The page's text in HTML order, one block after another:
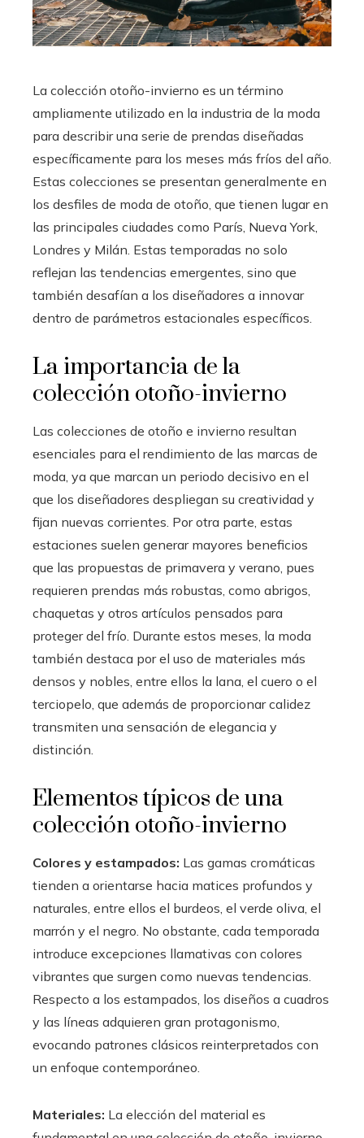
La colección otoño-invierno es un término
ampliamente utilizado en la industria de la moda
para describir una serie de prendas diseñadas
específicamente para los meses más fríos del año.
Estas colecciones se presentan generalmente en
los desfiles de moda de otoño, que tienen lugar en
las principales ciudades como París, Nueva York,
Londres y Milán. Estas temporadas no solo
reflejan las tendencias emergentes, sino que
también desafían a los diseñadores a innovar
dentro de parámetros estacionales específicos.
La importancia de la
colección otoño-invierno
Las colecciones de otoño e invierno resultan
esenciales para el rendimiento de las marcas de
moda, ya que marcan un periodo decisivo en el
que los diseñadores despliegan su creatividad y
fijan nuevas corrientes. Por otra parte, estas
estaciones suelen generar mayores beneficios
que las propuestas de primavera y verano, pues
requieren prendas más robustas, como abrigos,
chaquetas y otros artículos pensados para
proteger del frío. Durante estos meses, la moda
también destaca por el uso de materiales más
densos y nobles, entre ellos la lana, el cuero o el
terciopelo, que además de proporcionar calidez
transmiten una sensación de elegancia y
distinción.
Elementos típicos de una
colección otoño-invierno
Colores y estampados: Las gamas cromáticas
tienden a orientarse hacia matices profundos y
naturales, entre ellos el burdeos, el verde oliva, el
marrón y el negro. No obstante, cada temporada
introduce excepciones llamativas con colores
vibrantes que surgen como nuevas tendencias.
Respecto a los estampados, los diseños a cuadros
y las líneas adquieren gran protagonismo,
evocando patrones clásicos reinterpretados con
un enfoque contemporáneo.
Materiales: La elección del material es